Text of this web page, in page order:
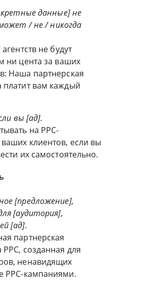
данные] не
/ не / никогда
не будут
ни цента за ваших
Наша партнерская
вам каждый
вы [ад].
на PPC-
клиентов, если вы
их самостоятельно.
[предложение],
[аудитория],
[ад].
партнерская
созданная для
ненавидящих
PPC-кампаниями.